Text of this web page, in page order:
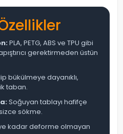
PLA, PETG, ABS ve TPU gibi
gerektirmeden üstün
bükülmeye dayanıklı,
taban.
Soğuyan tablayı hafifçe
sökme.
kadar deforme olmayan